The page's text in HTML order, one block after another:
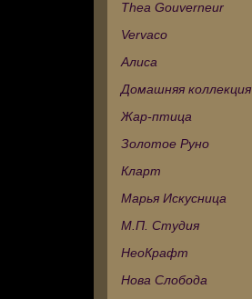
Thea Gouverneur
Vervaco
Алиса
Домашняя коллекция
Жар-птица
Золотое Руно
Кларт
Марья Искусница
М.П. Студия
НеоКрафт
Нова Слобода